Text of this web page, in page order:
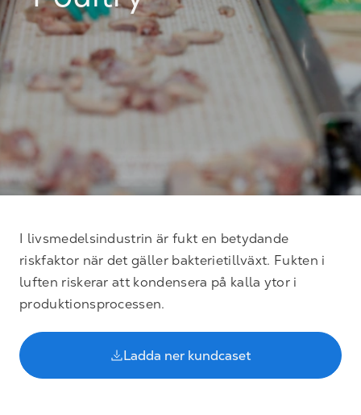
I livsmedelsindustrin är fukt en betydande
riskfaktor när det gäller bakterietillväxt. Fukten i
luften riskerar att kondensera på kalla ytor i
produktionsprocessen.
Ladda ner kundcaset